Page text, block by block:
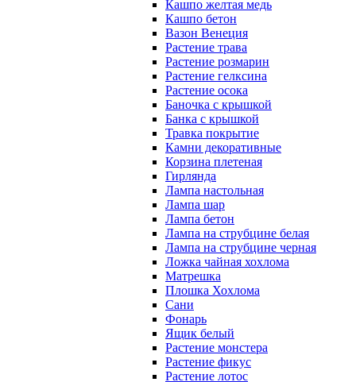
Кашпо желтая медь
Кашпо бетон
Вазон Венеция
Растение трава
Растение розмарин
Растение гелксина
Растение осока
Баночка с крышкой
Банка с крышкой
Травка покрытие
Камни декоративные
Корзина плетеная
Гирлянда
Лампа настольная
Лампа шар
Лампа бетон
Лампа на струбцине белая
Лампа на струбцине черная
Ложка чайная хохлома
Матрешка
Плошка Хохлома
Сани
Фонарь
Ящик белый
Растение монстера
Растение фикус
Растение лотос